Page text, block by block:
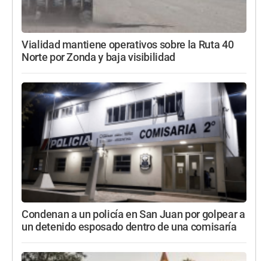
Vialidad mantiene operativos sobre la Ruta 40
Norte por Zonda y baja visibilidad
Condenan a un policía en San Juan por golpear a
un detenido esposado dentro de una comisaría